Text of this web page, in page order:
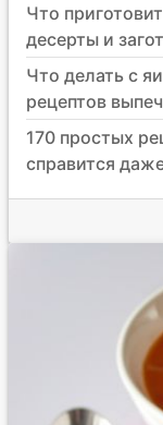
Что
десерты и
Что делать с
рецептов
170 простых
справится